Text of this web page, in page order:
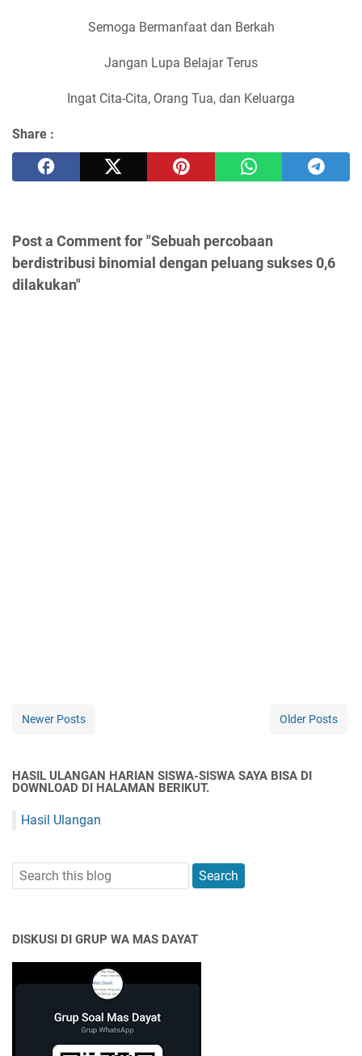
Semoga Bermanfaat dan Berkah
Jangan Lupa Belajar Terus
Ingat Cita-Cita, Orang Tua, dan Keluarga
Share :
Post a Comment for "Sebuah percobaan
berdistribusi binomial dengan peluang sukses 0,6
dilakukan"
Newer Posts Older Posts
HASIL ULANGAN HARIAN SISWA-SISWA SAYA BISA DI
DOWNLOAD DI HALAMAN BERIKUT.
Hasil Ulangan
DISKUSI DI GRUP WA MAS DAYAT